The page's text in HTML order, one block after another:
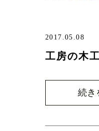
2017.05.08
工房の木
続き